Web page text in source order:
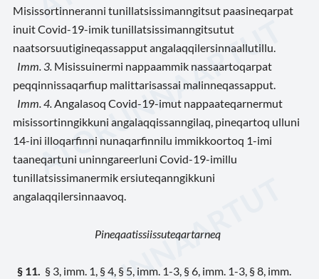
Misissortinneranni tunillatsissimanngitsut paasineqarpat
inuit Covid-19-imik tunillatsissimanngitsutut
naatsorsuutigineqassapput angalaqqilersinnaallutillu.
Imm. 3. Misissuinermi nappaammik nassaartoqarpat
peqqinnissaqarfiup malittarisassai malinneqassapput.
Imm. 4.Angalasoq Covid-19-imut nappaateqarnermut
misissortinngikkuni angalaqqissanngilaq, pineqartoq ulluni
14-ini illoqarfinni nunaqarfinnilu immikkoortoq 1-imi
taaneqartuni uninngareerluni Covid-19-imillu
tunillatsissimanermik ersiuteqanngikkuni
angalaqqilersinnaavoq.
Pineqaatissiissuteqartarneq
§ 11. § 3, imm. 1, § 4, § 5, imm. 1-3, § 6, imm. 1-3, § 8, imm.